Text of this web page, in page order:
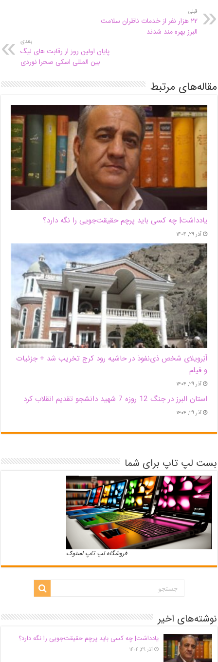
قبلی
۲۲ هزار نفر از خدمات ناظران سلامت
البرز بهره مند شدند
بعدی
پایان اولین روز از رقابت های لیگ
بین المللی اسکی صحرا نوردی
مقاله‌های مرتبط
یادداشت| ‌چه کسی باید پرچم حقیقت‌جویی را نگه دارد؟
آذر ۲۹, ۱۴۰۴
اَبَر‌ویلای شخص ذی‌نفوذ در حاشیه‌ رود کرج تخریب شد + جزئیات
و فیلم
آذر ۲۹, ۱۴۰۴
استان البرز در جنگ 12 روزه 7 شهید دانشجو تقدیم انقلاب کرد
آذر ۲۹, ۱۴۰۴
بست لپ تاپ برای شما
فروشگاه لپ تاپ استوک
نوشته‌های اخیر
یادداشت| ‌چه کسی باید پرچم حقیقت‌جویی را نگه دارد؟
آذر ۲۹, ۱۴۰۴